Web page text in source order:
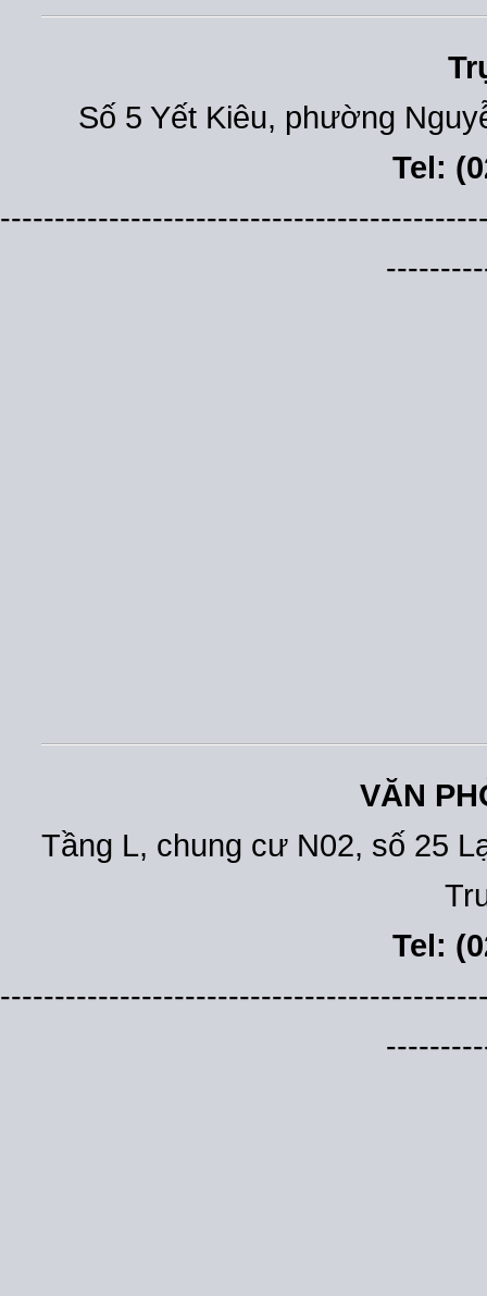
Số 5 Yết Kiêu, phường
Tel:
VĂN
Tầng L, chung cư N02, số 25
Tel: